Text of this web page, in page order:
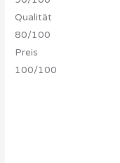
Qualität
80/100
Preis
100/100